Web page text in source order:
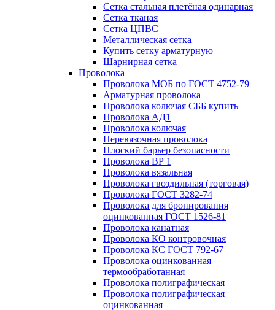
Сетка стальная плетёная одинарная
Сетка тканая
Сетка ЦПВС
Металлическая сетка
Купить сетку арматурную
Шарнирная сетка
Проволока
Проволока МОБ по ГОСТ 4752-79
Арматурная проволока
Проволока колючая СББ купить
Проволока АД1
Проволока колючая
Перевязочная проволока
Плоский барьер безопасности
Проволока ВР 1
Проволока вязальная
Проволока гвоздильная (торговая)
Проволока ГОСТ 3282-74
Проволока для бронирования
оцинкованная ГОСТ 1526-81
Проволока канатная
Проволока КО контровочная
Проволока КС ГОСТ 792-67
Проволока оцинкованная
термообработанная
Проволока полиграфическая
Проволока полиграфическая
оцинкованная